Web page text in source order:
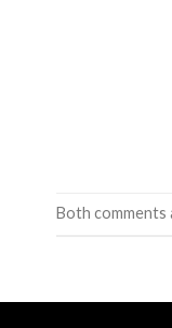
Both comments